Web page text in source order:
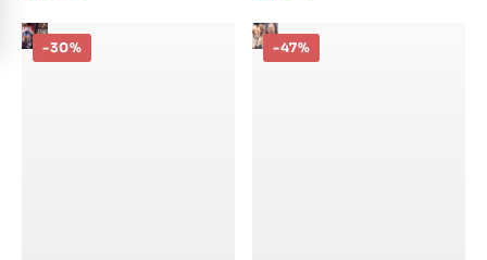
-30% -47%